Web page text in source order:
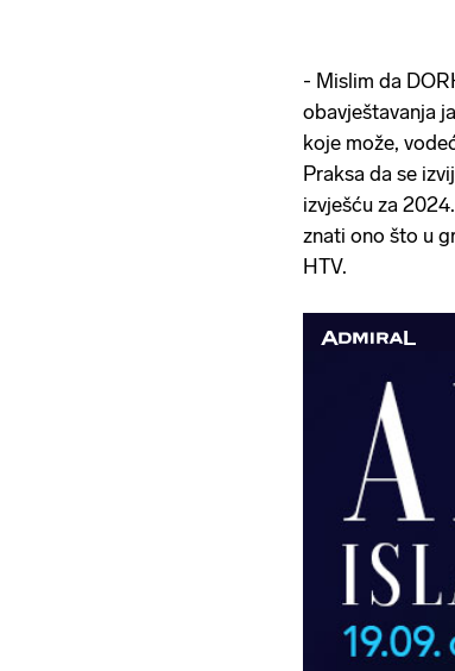
- Mislim da
obavještavanja
koje može,
Praksa da se
izvješću za
znati ono što u
HTV.